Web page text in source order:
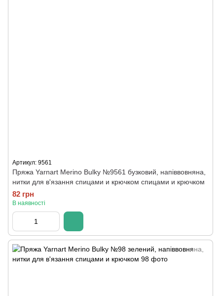
Артикул: 9561
Пряжа Yarnart Merino Bulky №9561 бузковий, напіввовняна,
нитки для в'язання спицами и крючком спицами и крючком
82 грн
В наявності